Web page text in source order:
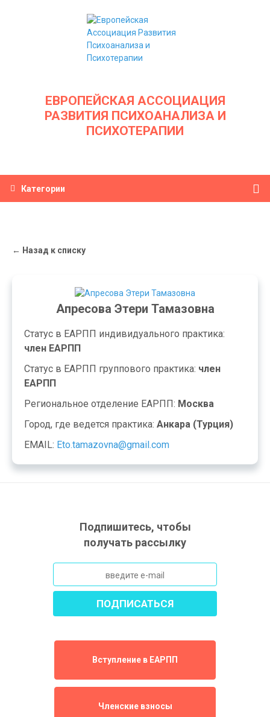
ЕВРОПЕЙСКАЯ АССОЦИАЦИЯ
РАЗВИТИЯ ПСИХОАНАЛИЗА И
ПСИХОТЕРАПИИ
Категории
← Назад к списку
Апресова Этери Тамазовна
Статус в ЕАРПП индивидуального практика:
член ЕАРПП
Статус в ЕАРПП группового практика: член
ЕАРПП
Региональное отделение ЕАРПП: Москва
Город, где ведется практика: Анкара (Турция)
EMAIL: Eto.tamazovna@gmail.com
Подпишитесь, чтобы
получать рассылку
Вступление в ЕАРПП
Членские взносы